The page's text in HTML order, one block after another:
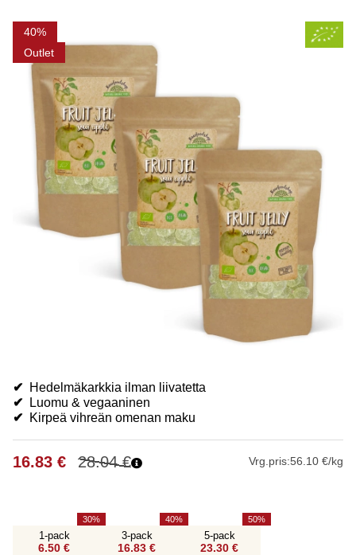
40
Outlet
Tuotekuvat Hedelmähyytelö Kirpeä omena LUOMU 100g x 3
✔
Hedelmäkarkkia ilman liivatetta
✔ Luomu & vegaaninen
✔ Kirpeä vihreän omenan maku
28.04€
16.83 € Vrg.pris:56.10 €/kg
1-pack
6.50 €
30
3-pack
16.83 €
40
5-pack
23.30 €
50